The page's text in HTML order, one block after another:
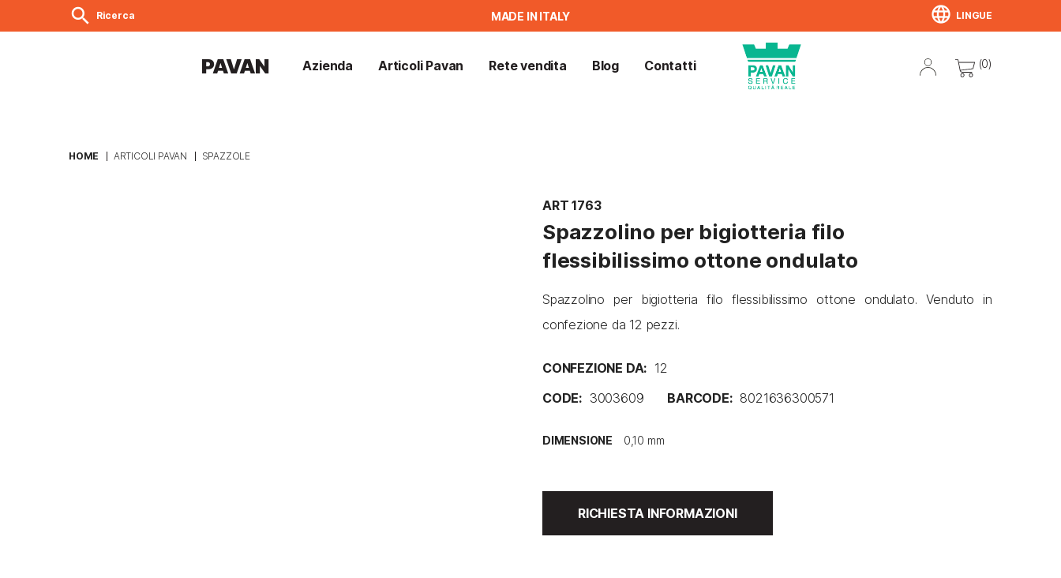
search Ricerca MADE IN ITALY language LINGUE
PAVAN Azienda Articoli Pavan Rete vendita Blog Contatti (0)
HOME ARTICOLI PAVAN SPAZZOLE
ART 1763
Spazzolino per bigiotteria filo
flessibilissimo ottone ondulato
Spazzolino per bigiotteria filo flessibilissimo ottone ondulato. Venduto in
confezione da 12 pezzi.
CONFEZIONE DA: 12
CODE: 3003609 BARCODE: 8021636300571
DIMENSIONE
RICHIESTA INFORMAZIONI